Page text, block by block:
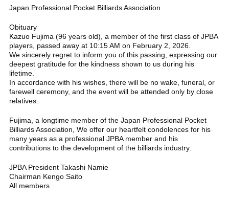
Japan Professional Pocket Billiards Association
Obituary
Kazuo Fujima (96 years old), a member of the first class of JPBA
players, passed away at 10:15 AM on February 2, 2026.
We sincerely regret to inform you of this passing, expressing our
deepest gratitude for the kindness shown to us during his
lifetime.
In accordance with his wishes, there will be no wake, funeral, or
farewell ceremony, and the event will be attended only by close
relatives.
Fujima, a longtime member of the Japan Professional Pocket
Billiards Association, We offer our heartfelt condolences for his
many years as a professional JPBA member and his
contributions to the development of the billiards industry.
JPBA President Takashi Namie
Chairman Kengo Saito
All members